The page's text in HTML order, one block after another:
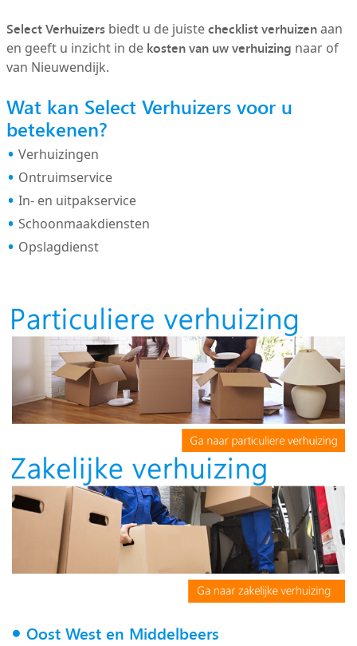
Select Verhuizersbiedt u de juistechecklist verhuizenaan
en geeft u inzicht in de kosten van uw verhuizing naar of
van Nieuwendijk.
Wat kan Select Verhuizers voor u
betekenen?
Verhuizingen
Ontruimservice
In- en uitpakservice
Schoonmaakdiensten
Opslagdienst
Oost West en Middelbeers